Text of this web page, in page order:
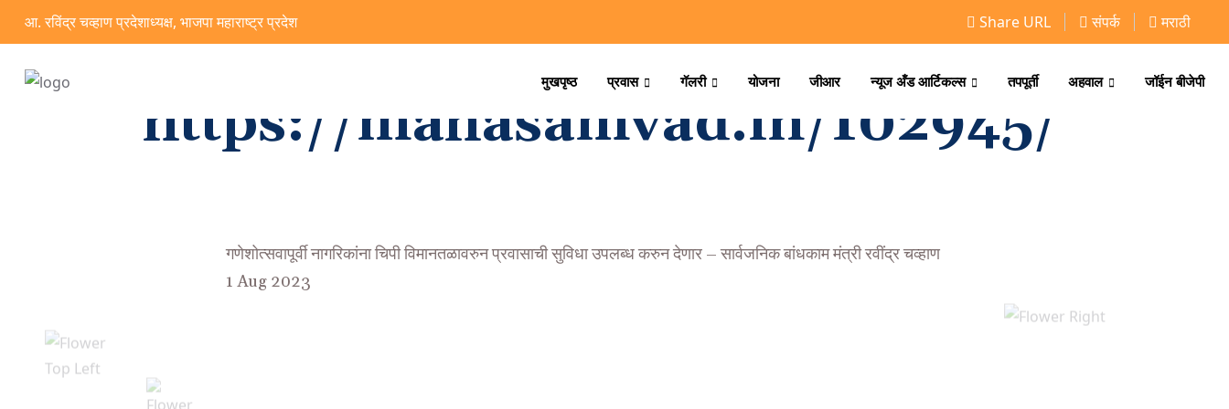
आ. रविंद्र चव्हाण प्रदेशाध्यक्ष, भाजपा महाराष्ट्र प्रदेश Share URL संपर्क मराठी
मुखपृष्ठ प्रवास गॅलरी योजना जीआर न्यूज अँड आर्टिकल्स तपपूर्ती अहवाल जॉईन बीजेपी
https://mahasamvad.in/102945/
गणेशोत्सवापूर्वी नागरिकांना चिपी विमानतळावरुन प्रवासाची सुविधा उपलब्ध करुन देणार – सार्वजनिक बांधकाम मंत्री रवींद्र चव्हाण
1 Aug 2023